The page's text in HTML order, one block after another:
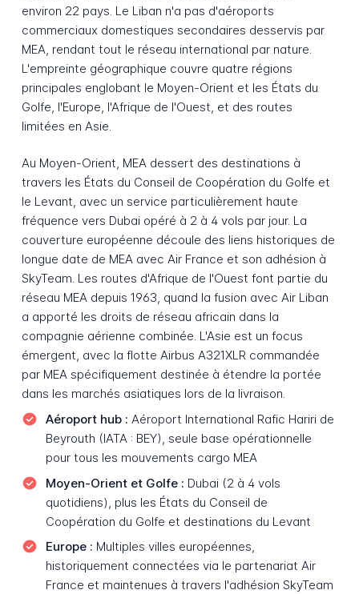
environ 22 pays. Le Liban n'a pas d'aéroports
commerciaux domestiques secondaires desservis par
MEA, rendant tout le réseau international par nature.
L'empreinte géographique couvre quatre régions
principales englobant le Moyen-Orient et les États du
Golfe, l'Europe, l'Afrique de l'Ouest, et des routes
limitées en Asie.
Au Moyen-Orient, MEA dessert des destinations à
travers les États du Conseil de Coopération du Golfe et
le Levant, avec un service particulièrement haute
fréquence vers Dubai opéré à 2 à 4 vols par jour. La
couverture européenne découle des liens historiques de
longue date de MEA avec Air France et son adhésion à
SkyTeam. Les routes d'Afrique de l'Ouest font partie du
réseau MEA depuis 1963, quand la fusion avec Air Liban
a apporté les droits de réseau africain dans la
compagnie aérienne combinée. L'Asie est un focus
émergent, avec la flotte Airbus A321XLR commandée
par MEA spécifiquement destinée à étendre la portée
dans les marchés asiatiques lors de la livraison.
Aéroport hub : Aéroport International Rafic Hariri de
Beyrouth (IATA : BEY), seule base opérationnelle
pour tous les mouvements cargo MEA
Moyen-Orient et Golfe : Dubai (2 à 4 vols
quotidiens), plus les États du Conseil de
Coopération du Golfe et destinations du Levant
Europe : Multiples villes européennes,
historiquement connectées via le partenariat Air
France et maintenues à travers l'adhésion SkyTeam